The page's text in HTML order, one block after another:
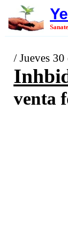
/ Jueves
venta